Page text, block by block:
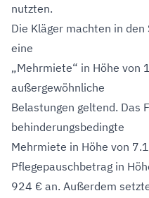
nutzten.
Die Kläger machten in
eine
„Mehrmiete“ in Höhe von
außergewöhnliche
Belastungen geltend. Das
behinderungsbedingte
Mehrmiete in Höhe von
Pflegepauschbetrag in
924 € an. Außerdem